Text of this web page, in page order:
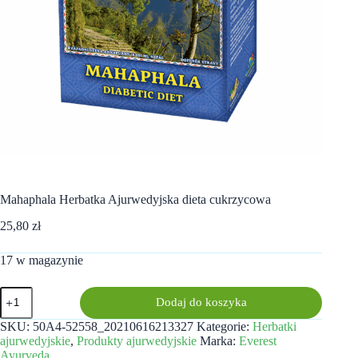
Mahaphala Herbatka Ajurwedyjska dieta cukrzycowa
25,80 zł
17 w magazynie
ilość
Mahaphala
Herbatka
Ajurwedyjska
dieta
Dodaj do koszyka
SKU: 50A4-52558_20210616213327 Kategorie: Herbatki
ajurwedyjskie, Produkty ajurwedyjskie Marka: Everest
Ayurveda